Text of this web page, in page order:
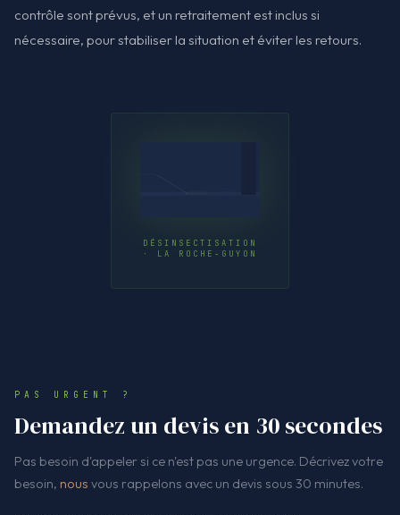
contrôle sont prévus, et un retraitement est inclus si
nécessaire, pour stabiliser la situation et éviter les retours.
DÉSINSECTISATION
· LA ROCHE-GUYON
PAS URGENT ?
Demandez un devis en 30 secondes
Pas besoin d'appeler si ce n'est pas une urgence. Décrivez votre
besoin, nous vous rappelons avec un devis sous 30 minutes.